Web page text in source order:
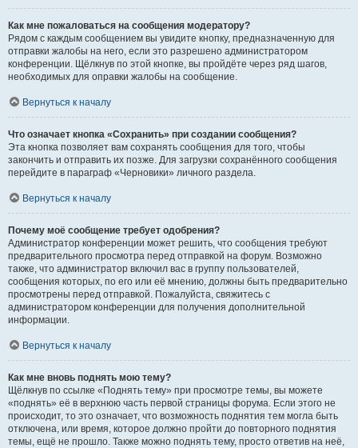
Как мне пожаловаться на сообщения модератору?
Рядом с каждым сообщением вы увидите кнопку, предназначенную для
отправки жалобы на него, если это разрешено администратором
конференции. Щёлкнув по этой кнопке, вы пройдёте через ряд шагов,
необходимых для оправки жалобы на сообщение.
Вернуться к началу
Что означает кнопка «Сохранить» при создании сообщения?
Эта кнопка позволяет вам сохранять сообщения для того, чтобы
закончить и отправить их позже. Для загрузки сохранённого сообщения
перейдите в параграф «Черновики» личного раздела.
Вернуться к началу
Почему моё сообщение требует одобрения?
Администратор конференции может решить, что сообщения требуют
предварительного просмотра перед отправкой на форум. Возможно
также, что администратор включил вас в группу пользователей,
сообщения которых, по его или её мнению, должны быть предварительно
просмотрены перед отправкой. Пожалуйста, свяжитесь с
администратором конференции для получения дополнительной
информации.
Вернуться к началу
Как мне вновь поднять мою тему?
Щёлкнув по ссылке «Поднять тему» при просмотре темы, вы можете
«поднять» её в верхнюю часть первой страницы форума. Если этого не
происходит, то это означает, что возможность поднятия тем могла быть
отключена, или время, которое должно пройти до повторного поднятия
темы, ещё не прошло. Также можно поднять тему, просто ответив на неё,